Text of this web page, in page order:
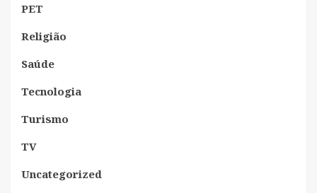
PET
Religião
Saúde
Tecnologia
Turismo
TV
Uncategorized